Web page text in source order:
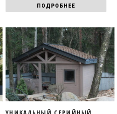
ПОДРОБНЕЕ